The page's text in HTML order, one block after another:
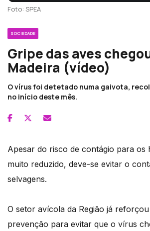
Foto: SPEA
SOCIEDADE
Gripe das aves
Madeira (vídeo)
O vírus foi detetado numa gaivota,
no início deste mês.
Apesar do risco de contágio para os
muito reduzido, deve-se evitar o
selvagens.
O setor avícola da Região já reforçou
prevenção para evitar que o vírus